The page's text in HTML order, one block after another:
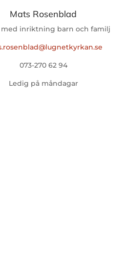
Mats Rosenblad
med inriktning barn och familj
073-270 62 94
Ledig på måndagar